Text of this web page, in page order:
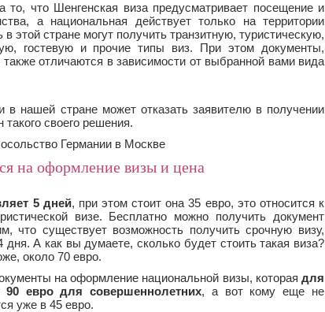
то, что Шенгенская виза предусматривает посещение и
а национальная действует только на территории
этой стране могут получить транзитную, туристическую,
гостевую и прочие типы виз. При этом документы,
отличаются в зависимости от выбранной вами вида
в нашей стране может отказать заявителю в получении
своего решения.
на оформление визы и цена
5 дней, при этом стоит она 35 евро, это относится к
визе. Бесплатно можно получить документ
что существует возможность получить срочную визу,
А как вы думаете, сколько будет стоить такая виза?
около 70 евро.
на оформление национальной визы, которая для
евро для совершеннолетних, а вот кому еще не
уже в 45 евро.